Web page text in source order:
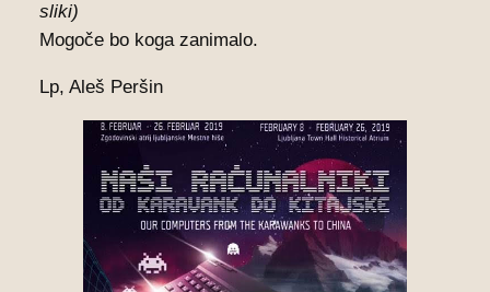
sliki)
Mogoče bo koga zanimalo.
Lp, Aleš Peršin